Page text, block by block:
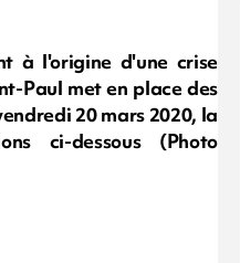
à l'origine d'une crise
Paul met en place des
20 mars 2020, la
ci-dessous (Photo